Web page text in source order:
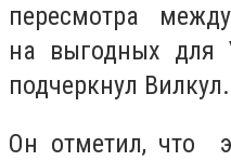
пересмотра
на выгодных для
подчеркнул Вилкул.
Он отметил, что